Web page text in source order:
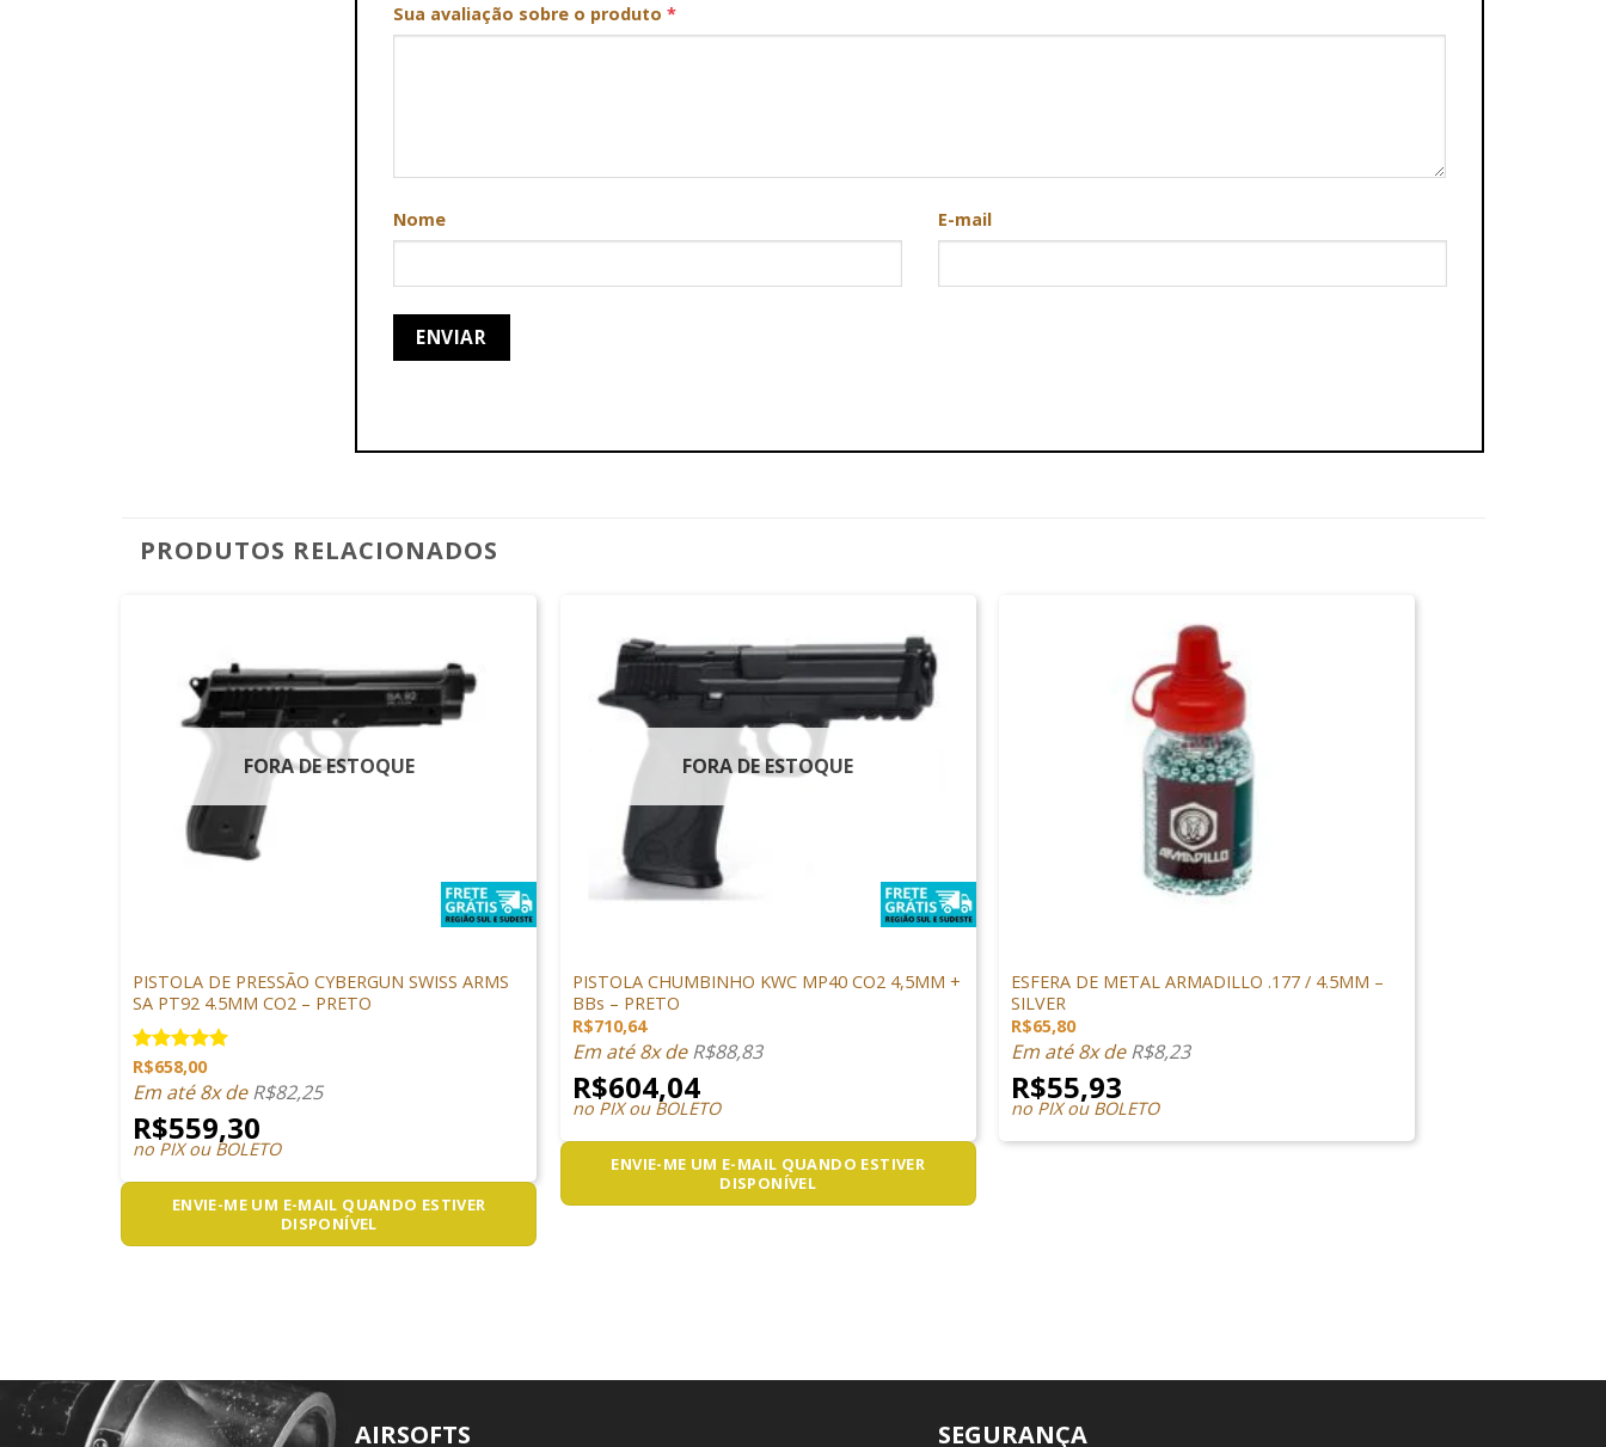
Sua avaliação sobre o produto *
Nome E-mail
PRODUTOS RELACIONADOS
FORA DE ESTOQUE
PISTOLA DE PRESSÃO CYBERGUN SWISS ARMS
SA PT92 4.5MM CO2 – PRETO
Avaliação
5.00 de 5
R$658,00
Em até 8x deR$82,25
R$559,30
no PIX ou BOLETO
ENVIE-ME UM E-MAIL QUANDO ESTIVER
DISPONÍVEL
FORA DE ESTOQUE
PISTOLA CHUMBINHO KWC MP40 CO2 4,5MM +
BBs – PRETO
R$710,64
Em até 8x deR$88,83
R$604,04
no PIX ou BOLETO
ENVIE-ME UM E-MAIL QUANDO ESTIVER
DISPONÍVEL
ESFERA DE METAL ARMADILLO .177 / 4.5MM –
SILVER
R$65,80
Em até 8x deR$8,23
R$55,93
no PIX ou BOLETO
AIRSOFTS SEGURANÇA